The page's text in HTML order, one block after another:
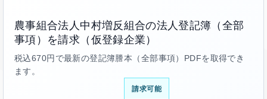
農事組合法人中村増反組合の法人登記簿（全部
事項）を請求（仮登録企業）
税込670円で最新の登記簿謄本（全部事項）PDFを取得でき
ます。
請求可能